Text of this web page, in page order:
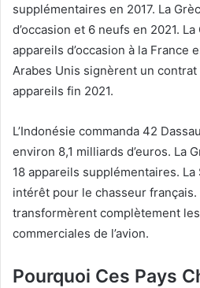
supplémentaires en 2017. La
d’occasion et 6 neufs en 2021.
appareils d’occasion à la France
Arabes Unis signèrent un
appareils fin 2021.
L’Indonésie commanda 42
environ 8,1 milliards d’euros. La
18 appareils supplémentaires.
intérêt pour le chasseur
transformèrent complètement
commerciales de l’avion.
Pourquoi Ces Pays